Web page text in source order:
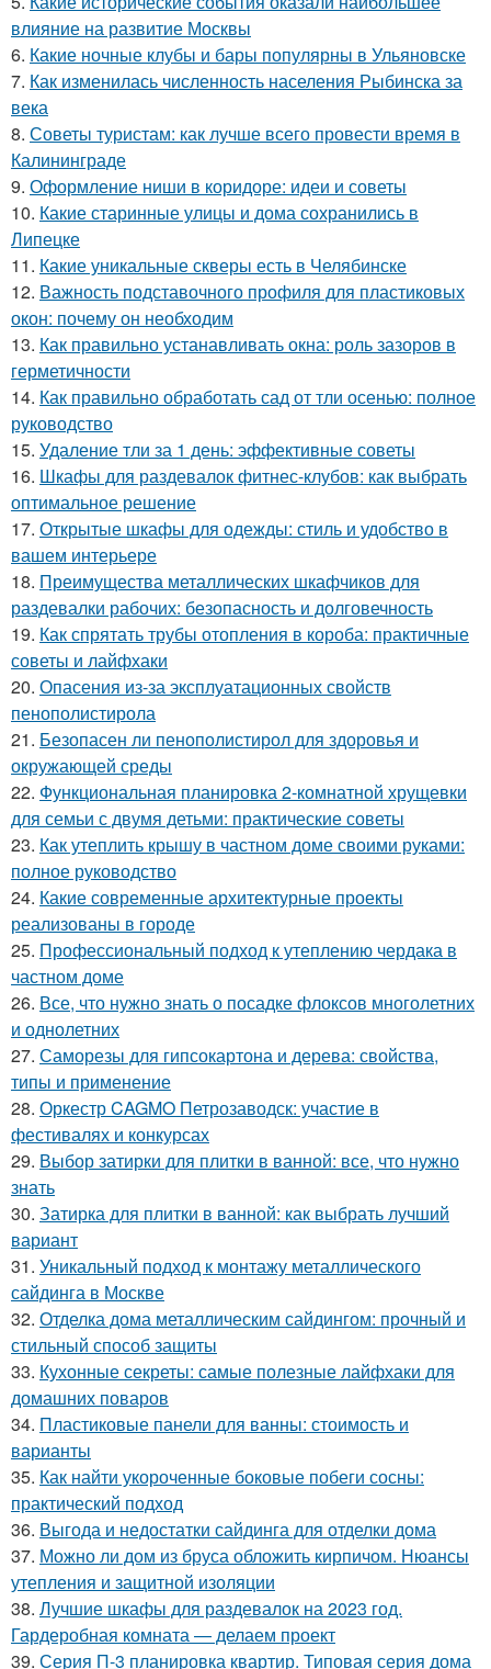
влияние на развитие Москвы
6. Какие ночные клубы и бары популярны в Ульяновске
7. Как изменилась численность населения Рыбинска за
века
8. Советы туристам: как лучше всего провести время в
Калининграде
9. Оформление ниши в коридоре: идеи и советы
10. Какие старинные улицы и дома сохранились в
Липецке
11. Какие уникальные скверы есть в Челябинске
12. Важность подставочного профиля для пластиковых
окон: почему он необходим
13. Как правильно устанавливать окна: роль зазоров в
герметичности
14. Как правильно обработать сад от тли осенью: полное
руководство
15. Удаление тли за 1 день: эффективные советы
16. Шкафы для раздевалок фитнес-клубов: как выбрать
оптимальное решение
17. Открытые шкафы для одежды: стиль и удобство в
вашем интерьере
18. Преимущества металлических шкафчиков для
раздевалки рабочих: безопасность и долговечность
19. Как спрятать трубы отопления в короба: практичные
советы и лайфхаки
20. Опасения из-за эксплуатационных свойств
пенополистирола
21. Безопасен ли пенополистирол для здоровья и
окружающей среды
22. Функциональная планировка 2-комнатной хрущевки
для семьи с двумя детьми: практические советы
23. Как утеплить крышу в частном доме своими руками:
полное руководство
24. Какие современные архитектурные проекты
реализованы в городе
25. Профессиональный подход к утеплению чердака в
частном доме
26. Все, что нужно знать о посадке флоксов многолетних
и однолетних
27. Саморезы для гипсокартона и дерева: свойства,
типы и применение
28. Оркестр CAGMO Петрозаводск: участие в
фестивалях и конкурсах
29. Выбор затирки для плитки в ванной: все, что нужно
знать
30. Затирка для плитки в ванной: как выбрать лучший
вариант
31. Уникальный подход к монтажу металлического
сайдинга в Москве
32. Отделка дома металлическим сайдингом: прочный и
стильный способ защиты
33. Кухонные секреты: самые полезные лайфхаки для
домашних поваров
34. Пластиковые панели для ванны: стоимость и
варианты
35. Как найти укороченные боковые побеги сосны:
практический подход
36. Выгода и недостатки сайдинга для отделки дома
37. Можно ли дом из бруса обложить кирпичом. Нюансы
утепления и защитной изоляции
38. Лучшие шкафы для раздевалок на 2023 год.
Гардеробная комната — делаем проект
39. Серия П-3 планировка квартир. Типовая серия дома